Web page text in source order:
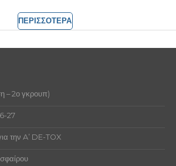
ΠΕΡΙΣΣΟΤΕΡΑ
– 2ο γκρουπ)
27
την A’ DE-TOX